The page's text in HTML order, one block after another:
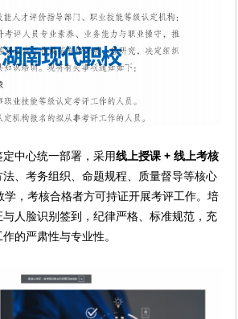
中心统一部署，采用线上授课 + 线上考核
、考务组织、命题规程、质量督导等核心
学，考核合格者方可持证开展考评工作。培
人脸识别签到，纪律严格、标准规范，充
的严肃性与专业性。